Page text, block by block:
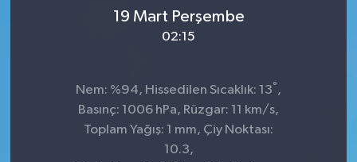
19 Mart Perşembe
02:15
Nem: %94, Hissedilen Sıcaklık: 13° ,
Basınç: 1006 hPa, Rüzgar: 11 km/s,
Toplam Yağış: 1 mm, Çiy Noktası:
10.3,